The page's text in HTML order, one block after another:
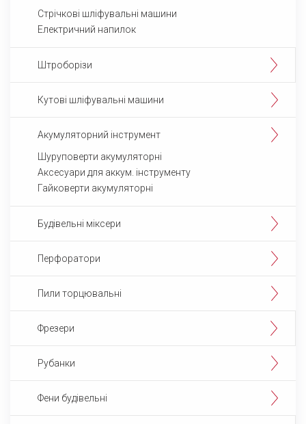
Cтрічкові шліфувальні машини
Електричний напилок
Штроборізи
Кутові шліфувальні машини
Aкумуляторний інструмент
Шуруповерти акумуляторні
Аксесуари для аккум. інструменту
Гайковерти акумуляторні
Будівельні міксери
Перфоратори
Пили торцювальні
Фрезери
Рубанки
Фени будівельні